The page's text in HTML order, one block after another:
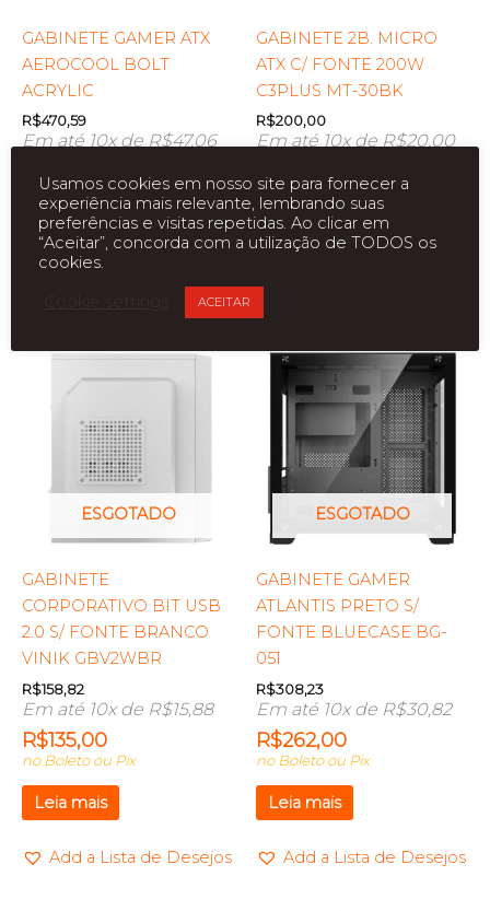
GABINETE GAMER ATX
AEROCOOL BOLT
ACRYLIC
R$470,59
Em até 10x de R$47,06
R$ 400,00
no Boleto ou Pix
Adicionar ao carrinho
Add a Lista de Desejos
GABINETE 2B. MICRO
ATX C/ FONTE 200W
C3PLUS MT-30BK
R$200,00
Em até 10x de R$20,00
R$ 170,00
no Boleto ou Pix
Leia mais
ESGOTADO
GABINETE
CORPORATIVO BIT USB
2.0 S/ FONTE BRANCO
VINIK GBV2WBR
R$158,82
Em até 10x de R$15,88
R$135,00
no Boleto ou Pix
Leia mais
Add a Lista de Desejos
ESGOTADO
GABINETE GAMER
ATLANTIS PRETO S/
FONTE BLUECASE BG-
051
R$308,23
Em até 10x de R$30,82
R$262,00
no Boleto ou Pix
Leia mais
Add a Lista de Desejos
Usamos cookies em nosso site para fornecer a
experiência mais relevante, lembrando suas
preferências e visitas repetidas. Ao clicar em
“Aceitar”, concorda com a utilização de TODOS os
cookies.
ACEITAR